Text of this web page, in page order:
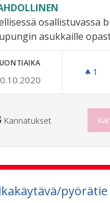
osallistuvassa
asukkaille
1
Kannatukset
pyörätie